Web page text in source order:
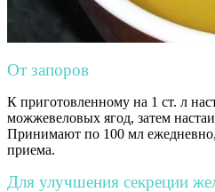
От запоров
К приготовленному на 1 ст. л
можжевеловых ягод, затем
Принимают по 100 мл
приема.
Для улучшения секреции